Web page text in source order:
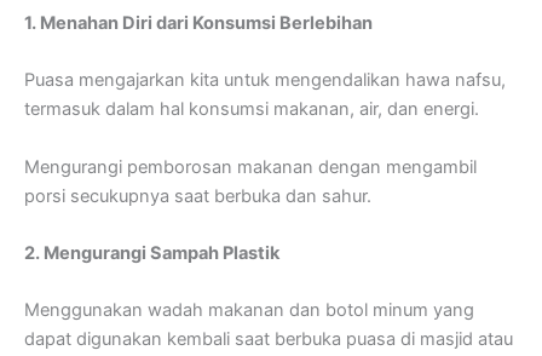
1. Menahan Diri dari Konsumsi Berlebihan
Puasa mengajarkan kita untuk mengendalikan hawa nafsu,
termasuk dalam hal konsumsi makanan, air, dan energi.
Mengurangi pemborosan makanan dengan mengambil
porsi secukupnya saat berbuka dan sahur.
2. Mengurangi Sampah Plastik
Menggunakan wadah makanan dan botol minum yang
dapat digunakan kembali saat berbuka puasa di masjid atau